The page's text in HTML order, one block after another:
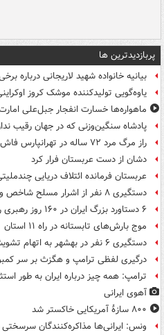
پربازدیدترین ها
بیانیه خانواده شهید لاریجانی درباره
یاوه‌گویی تولیدکننده موشک کروز
ماهواره‌ها خسارت انفجار جبل‌علی امارت
پادشاه سنگین‌وزنی که در جهان رقیب
راز مرگ مرد ۷۲ ساله در تهرانپارس فاش شد
دشان از دست عربستان فرار کرد
عربستان فرمانده ائتلاف دریایی
دستگیری ۸ نفر از اشرار مسلح شاخص و مرتبطین گروهک های تروریستی
۶ دستاورد بزرگ ایران در ۱۶۰ روز رهبری رهبر انقلاب
موج بارش‌های تابستانه در راه ۱۱ استان
دستگیری ۶ نفر در بهشهر به اتهام تشویش اذهان عمومی
درگیری لفظی ترامپ و هگزث بر سر
ترامپ: همه چیز درباره ایران به طور
آهوی ایرانی
۸۰۰ سازۀ آمریکایی خاکستر شد
ونس: ایرانی‌ها مذاکره‌کنندگان